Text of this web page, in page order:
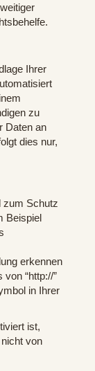
Ihrer
zu
Daten an
dies nur,
zum Schutz
Beispiel
erkennen
“http://”
in Ihrer
ist,
von